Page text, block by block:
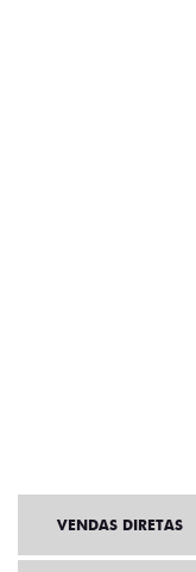
VENDAS DIRETAS